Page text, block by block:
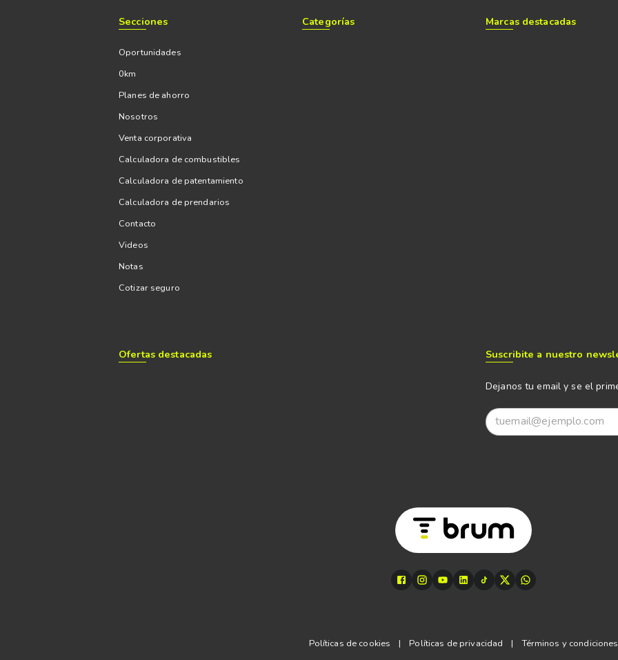
Secciones
Oportunidades
0km
Planes de ahorro
Nosotros
Venta corporativa
Calculadora de combustibles
Calculadora de patentamiento
Calculadora de prendarios
Contacto
Videos
Notas
Cotizar seguro
Categorías Marcas destacadas
Ofertas destacadas Suscribite a nuestro
Dejanos tu email y se el
Políticas de cookies | Políticas de privacidad | Términos y condiciones